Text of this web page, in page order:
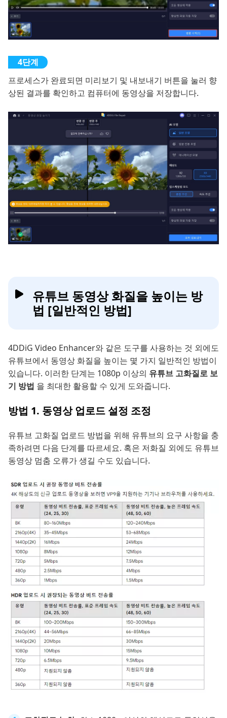
프로세스가 완료되면 미리보기 및 내보내기 버튼을 눌러 향
상된 결과를 확인하고 컴퓨터에 동영상을 저장합니다.
유튜브 동영상 화질을 높이는 방
법 [일반적인 방법]
4DDiG Video Enhancer와 같은 도구를 사용하는 것 외에도
유튜브에서 동영상 화질을 높이는 몇 가지 일반적인 방법이
있습니다. 이러한 단계는 1080p 이상의 유튜브 고화질로 보
기 방법 을 최대한 활용할 수 있게 도와줍니다.
방법 1. 동영상 업로드 설정 조정
유튜브 고화질 업로드 방법을 위해 유튜브의 요구 사항을 충
족하려면 다음 단계를 따르세요. 혹은 저화질 외에도 유튜브
동영상 멈춤 오류가 생길 수도 있습니다.